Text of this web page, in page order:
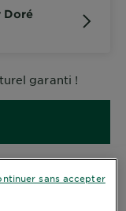
Doré
garanti !
sans accepter